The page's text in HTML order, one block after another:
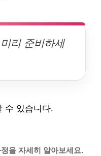
리 준비하세
수 있습니다.
을 자세히 알아보세요.